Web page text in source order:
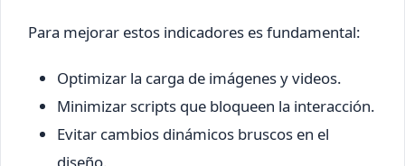
Para mejorar estos indicadores es fundamental:
Optimizar la carga de imágenes y videos.
Minimizar scripts que bloqueen la interacción.
Evitar cambios dinámicos bruscos en el
diseño.